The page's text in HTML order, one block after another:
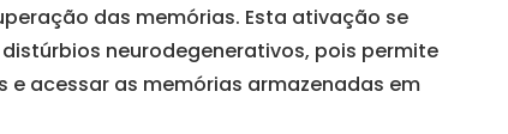
das memórias. Esta ativação se
neurodegenerativos, pois permite
acessar as memórias armazenadas em